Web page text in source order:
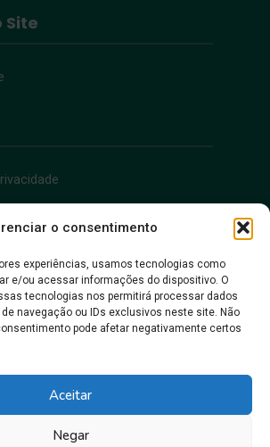
o consentimento
experiências, usamos tecnologias como
e/ou acessar informações do dispositivo. O
tecnologias nos permitirá processar dados
navegação ou IDs exclusivos neste site. Não
pode afetar negativamente certos
Aceitar
Negar
Site